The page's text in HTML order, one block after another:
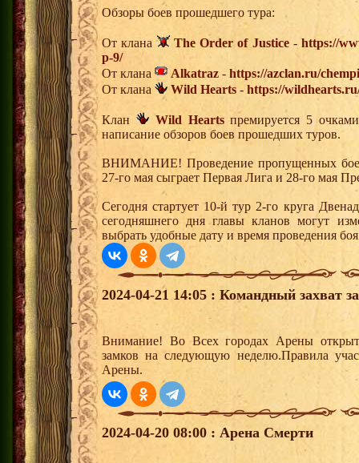
Обзоры боев прошедшего тура:
От клана The Order of Justice- https://
p-9/
От клана
Alkatraz - https://azclan.ru/
От клана
Wild Hearts - https://
Клан Wild Heartsпремируется 5
написание обзоров боев прошедших туров.
ВНИМАНИЕ! Проведение пропущенных
27-го мая сыграет Первая Лига и 28-го мая
Сегодня стартует 10-й тур 2-го круга
сегодняшнего дня главы кланов могут
выбрать удобные дату и время проведения
2024-04-21 14:05 : Командный захват
Внимание! Во Всех городах Арены
замков на следующую неделю.Правила
Арены.
2024-04-20 08:00 : Арена Смерти